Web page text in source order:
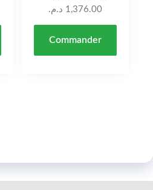
1,376.00 د.م.
Commander